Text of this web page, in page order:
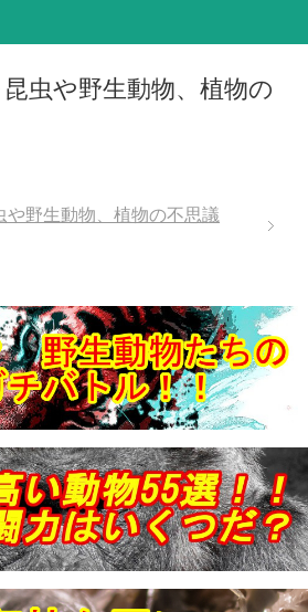
虫や野生動物、植物の
や野生動物、植物の不思議